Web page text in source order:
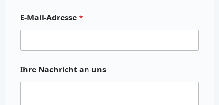
E-Mail-Adresse*
Ihre Nachricht an uns